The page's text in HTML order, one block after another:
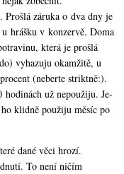
Prošlá záruka o dva dny je
hrášku v konzervě. Doma
která je prošlá
vyhazuju okamžitě, u
(neberte striktně:).
už nepoužiju. Je-
klidně použiju měsíc po
dané věci hrozí.
To není ničím